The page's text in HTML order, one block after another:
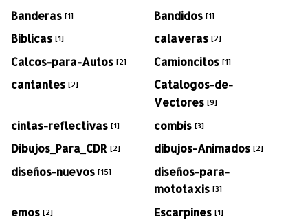
Banderas [1] Bandidos [1]
Biblicas [1] calaveras [2]
Calcos-para-Autos [2] Camioncitos [1]
cantantes [2]
Catalogos-de-
Vectores [9]
cintas-reflectivas [1] combis [3]
Dibujos_Para_CDR [2] dibujos-Animados [2]
diseños-nuevos [15]
diseños-para-
mototaxis [3]
emos [2] Escarpines [1]